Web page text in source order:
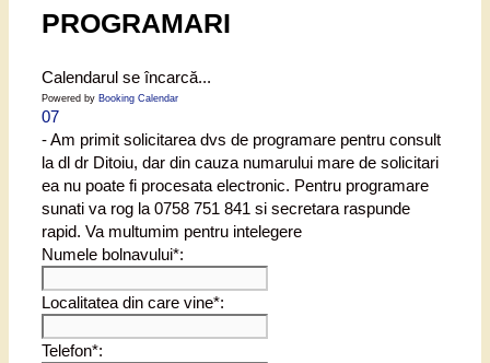
PROGRAMARI
Calendarul se încarcă...
Powered by Booking Calendar
07
- Am primit solicitarea dvs de programare pentru consult
la dl dr Ditoiu, dar din cauza numarului mare de solicitari
ea nu poate fi procesata electronic. Pentru programare
sunati va rog la 0758 751 841 si secretara raspunde
rapid. Va multumim pentru intelegere
Numele bolnavului*:
Localitatea din care vine*:
Telefon*: